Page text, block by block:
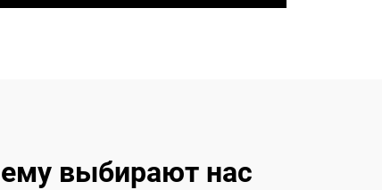
выбирают нас